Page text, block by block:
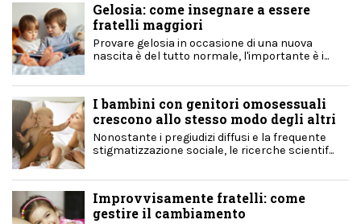
Gelosia: come insegnare a essere
fratelli maggiori
Provare gelosia in occasione di una nuova
nascita è del tutto normale, l'importante è i...
I bambini con genitori omosessuali
crescono allo stesso modo degli altri
Nonostante i pregiudizi diffusi e la frequente
stigmatizzazione sociale, le ricerche scientif...
Improvvisamente fratelli: come
gestire il cambiamento